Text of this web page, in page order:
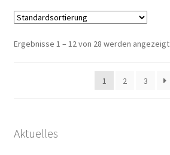
Ergebnisse 1 – 12 von 28 werden angezeigt
1 2 3
Aktuelles